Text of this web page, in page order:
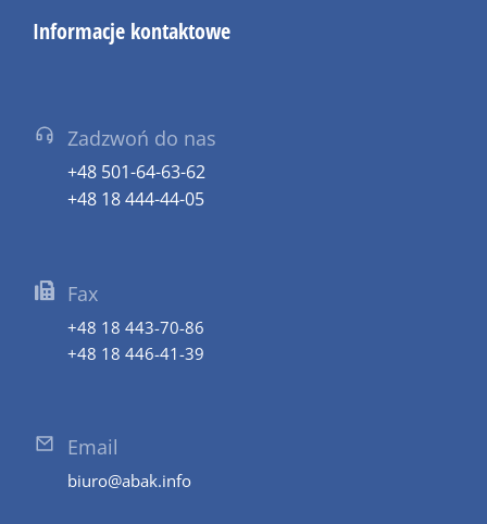
Informacje kontaktowe
Zadzwoń do nas
+48 501-64-63-62
+48 18 444-44-05
Fax
+48 18 443-70-86
+48 18 446-41-39
Email
biuro@abak.info